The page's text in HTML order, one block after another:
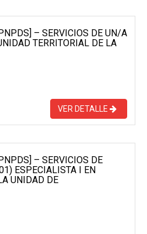
– SERVICIOS DE UN/A
TERRITORIAL DE LA
VER DETALLE
– SERVICIOS DE
ESPECIALISTA I EN
UNIDAD DE